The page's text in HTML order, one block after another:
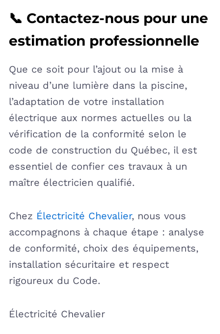
📞 Contactez-nous pour une
estimation professionnelle
Que ce soit pour l’ajout ou la mise à
niveau d’une lumière dans la piscine,
l’adaptation de votre installation
électrique aux normes actuelles ou la
vérification de la conformité selon le
code de construction du Québec, il est
essentiel de confier ces travaux à un
maître électricien qualifié.
Chez Électricité Chevalier, nous vous
accompagnons à chaque étape : analyse
de conformité, choix des équipements,
installation sécuritaire et respect
rigoureux du Code.
Électricité Chevalier